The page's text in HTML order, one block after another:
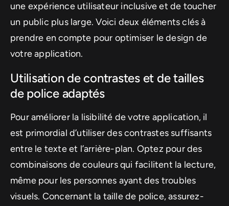
une expérience utilisateur inclusive et de toucher
un public plus large. Voici deux éléments clés à
prendre en compte pour optimiser le design de
votre application.
Utilisation de contrastes et de tailles
de police adaptés
Pour améliorer la lisibilité de votre application, il
est primordial d’utiliser des contrastes suffisants
entre le texte et l’arrière-plan. Optez pour des
combinaisons de couleurs qui facilitent la lecture,
même pour les personnes ayant des troubles
visuels. Concernant la taille de police, assurez-